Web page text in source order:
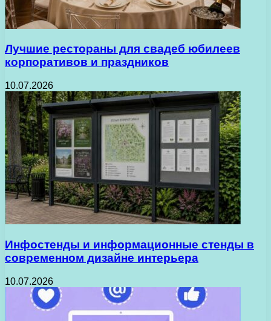
Лучшие рестораны для свадеб юбилеев
корпоративов и праздников
10.07.2026
Инфостенды и информационные стенды в
современном дизайне интерьера
10.07.2026